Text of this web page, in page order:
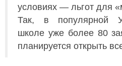
условиях — льгот для
Так, в популярной
школе уже более 80
планируется открыть